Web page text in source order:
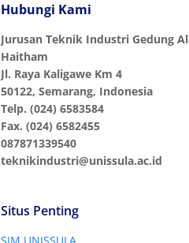
Hubungi Kami
Jurusan Teknik Industri Gedung Al
Haitham
Jl. Raya Kaligawe Km 4
50122, Semarang, Indonesia
Telp. (024) 6583584
Fax. (024) 6582455
087871339540
teknikindustri@unissula.ac.id
Situs Penting